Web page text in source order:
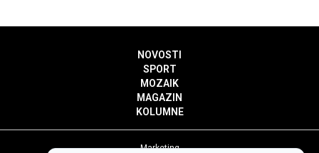
NOVOSTI
SPORT
MOZAIK
MAGAZIN
KOLUMNE
Marketing